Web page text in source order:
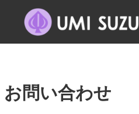
content
UMI SUZUME
あなたはその場所が大好きです
お問い合わせ